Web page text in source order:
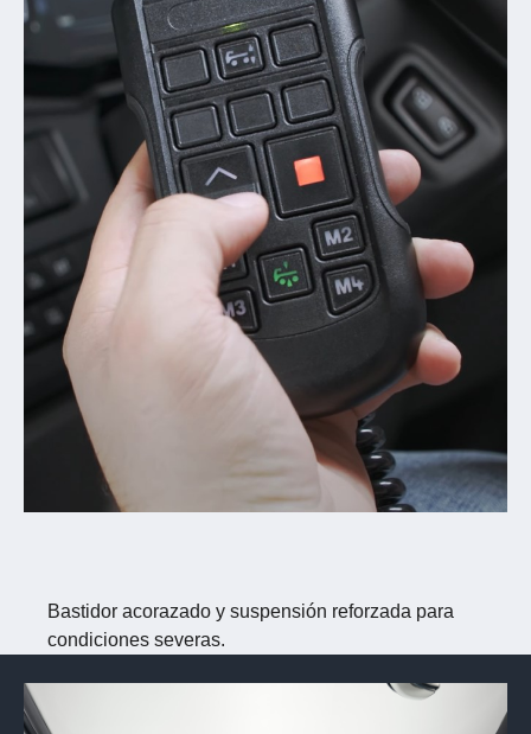
Bastidor acorazado y suspensión reforzada para
condiciones severas.